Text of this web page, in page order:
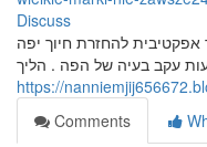
Discuss
להחזרת חיוך יפה
עקב בעיה של הפה . הליך
https://
Comments